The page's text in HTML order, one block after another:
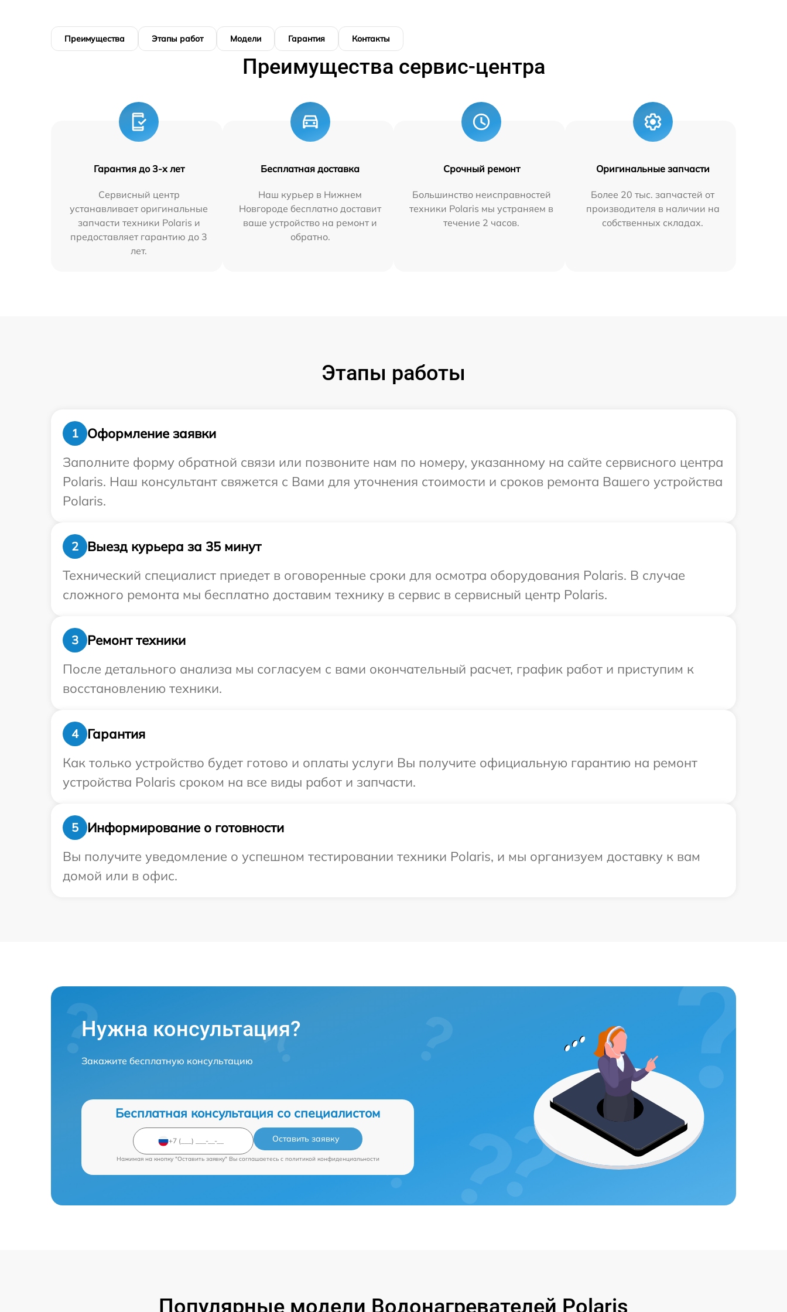
Преимущества Этапы работ Модели Гарантия Контакты
Преимущества сервис-центра
Гарантия до 3-х лет
Сервисный центр
устанавливает оригинальные
запчасти техники Polaris и
предоставляет гарантию до 3
лет.
Бесплатная доставка
Наш курьер в Нижнем
Новгороде бесплатно доставит
ваше устройство на ремонт и
обратно.
Срочный ремонт
Большинство неисправностей
техники Polaris мы устраняем в
течение 2 часов.
Оригинальные запчасти
Более 20 тыс. запчастей от
производителя в наличии на
собственных складах.
Этапы работы
1
Оформление заявки
Заполните форму обратной связи или позвоните нам по номеру, указанному на сайте сервисного центра
Polaris. Наш консультант свяжется с Вами для уточнения стоимости и сроков ремонта Вашего устройства
Polaris.
2
Выезд курьера за 35 минут
Технический специалист приедет в оговоренные сроки для осмотра оборудования Polaris. В случае
сложного ремонта мы бесплатно доставим технику в сервис в сервисный центр Polaris.
3
Ремонт техники
После детального анализа мы согласуем с вами окончательный расчет, график работ и приступим к
восстановлению техники.
4
Гарантия
Как только устройство будет готово и оплаты услуги Вы получите официальную гарантию на ремонт
устройства Polaris сроком на все виды работ и запчасти.
5
Информирование о готовности
Вы получите уведомление о успешном тестировании техники Polaris, и мы организуем доставку к вам
домой или в офис.
Нужна консультация?
Закажите бесплатную консультацию
Бесплатная консультация со специалистом
Оставить заявку
Нажимая на кнопку "Оставить заявку" Вы соглашаетесь c политикой конфиденциальности
Популярные модели Водонагревателей Polaris